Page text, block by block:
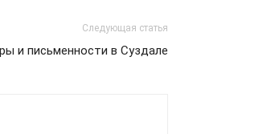
Следующая статья
и письменности в Суздале